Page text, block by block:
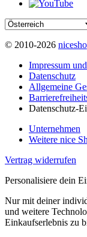
© 2010-2026
Impressum
Datenschutz
Allgemeine
Datenschutz-
Unternehmen
Weitere nice
Vertrag widerrufen
Personalisiere dein
Nur mit deiner
und weitere
Einkaufserlebnis zu